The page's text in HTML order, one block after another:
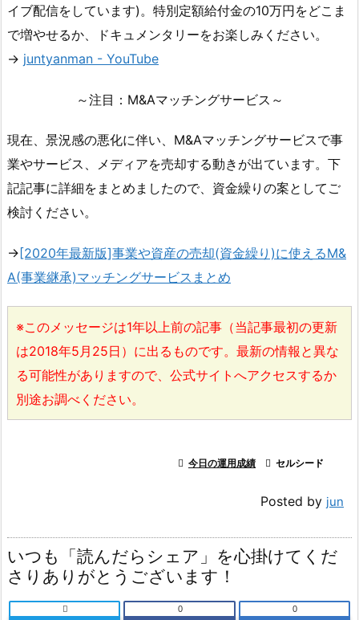
イブ配信をしています)。特別定額給付金の10万円をどこま
で増やせるか、ドキュメンタリーをお楽しみください。
→ juntyanman - YouTube
～注目：M&Aマッチングサービス～
現在、景況感の悪化に伴い、M&Aマッチングサービスで事
業やサービス、メディアを売却する動きが出ています。下
記記事に詳細をまとめましたので、資金繰りの案としてご
検討ください。
→ [2020年最新版]事業や資産の売却(資金繰り)に使えるM&
A(事業継承)マッチングサービスまとめ
※このメッセージは1年以上前の記事（当記事最初の更新
は2018年5月25日）に出るものです。最新の情報と異な
る可能性がありますので、公式サイトへアクセスするか
別途お調べください。
 今日の運用成績  セルシード
Posted by jun
いつも「読んだらシェア」を心掛けてくだ
さりありがとうございます！
 0 0